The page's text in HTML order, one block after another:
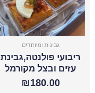
גבינות ומיוחדים
ריבועי פולנטה,גבינת
עזים ובצל מקורמל
₪180.00